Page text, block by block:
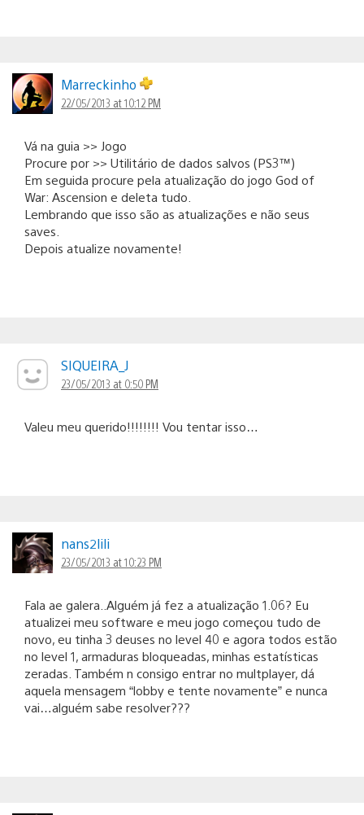
Marreckinho
22/05/2013 at 10:12 PM
Vá na guia >> Jogo
Procure por >> Utilitário de dados salvos (PS3™)
Em seguida procure pela atualização do jogo God of
War: Ascension e deleta tudo.
Lembrando que isso são as atualizações e não seus
saves.
Depois atualize novamente!
SIQUEIRA_J
23/05/2013 at 0:50 PM
Valeu meu querido!!!!!!!! Vou tentar isso…
nans2lili
23/05/2013 at 10:23 PM
Fala ae galera..Alguém já fez a atualização 1.06? Eu
atualizei meu software e meu jogo começou tudo de
novo, eu tinha 3 deuses no level 40 e agora todos estão
no level 1, armaduras bloqueadas, minhas estatísticas
zeradas. Também n consigo entrar no multplayer, dá
aquela mensagem “lobby e tente novamente” e nunca
vai…alguém sabe resolver???